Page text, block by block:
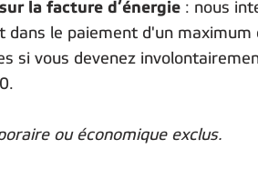
la facture d’énergie: nous
dans le paiement d'un maximum
si vous devenez
ou économique exclus.